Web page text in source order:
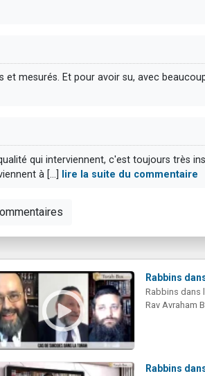
et mesurés. Et pour avoir su, avec
qui interviennent, c'est toujours très
à [...]
lire la suite du commentaire
Rabbins
Rabbins dans
Rav Avraham
Rabbins